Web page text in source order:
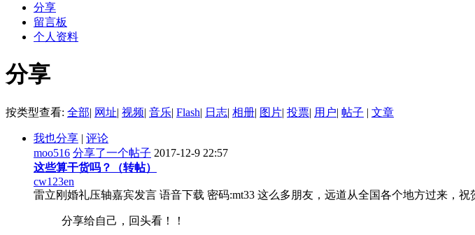
分享
留言板
个人资料
分享
按类型查看: 全部| 网址| 视频| 音乐| Flash| 日志| 相册| 图片| 投票| 用户| 帖子 | 文章
我也分享 | 评论
moo516 分享了一个帖子 2017-12-9 22:57
这些算干货吗？（转帖）
cw123en
雷立刚婚礼压轴嘉宾发言 语音下载 密码:mt33 这么多朋友，远道从全国各个地方过来，
分享给自己，回头看！！